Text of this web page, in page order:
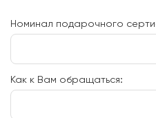
Номинал подарочного
Как к Вам обращаться: